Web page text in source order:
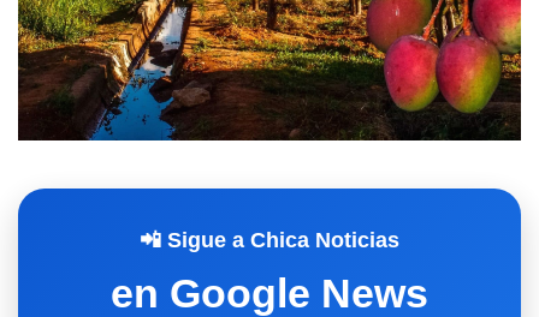
📲 Sigue a Chica Noticias
en Google News